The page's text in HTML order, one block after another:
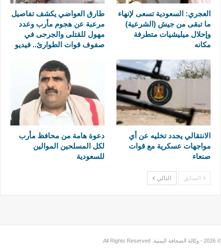
العجري: السعودية تسعى لإنهاء
ما تبقى من جيش (الشرعية)
وإحلال ميليشيات متطرفة
مكانه
طارق العواضي يكشف تفاصيل
مرعبة عن هجوم مأرب وعدد
مهول للقتلى والجرحى في
صفوف قوات الطوارئ.. فيديو
الانتقالي يجدد تخليه عن أي
مواجهات عسكرية مع قوات
صنعاء
دعوة هامة من محافظ مأرب
لكل المسلحين الموالين
للسعودية
السابق التالي
© 2026 - وكالة الصحافة اليمنية. All Rights Reserved.